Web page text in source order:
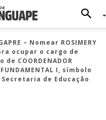
– Nomear ROSIMERY
ocupar o cargo de
COORDENADOR
FUNDAMENTAL I, símbolo
de Educação